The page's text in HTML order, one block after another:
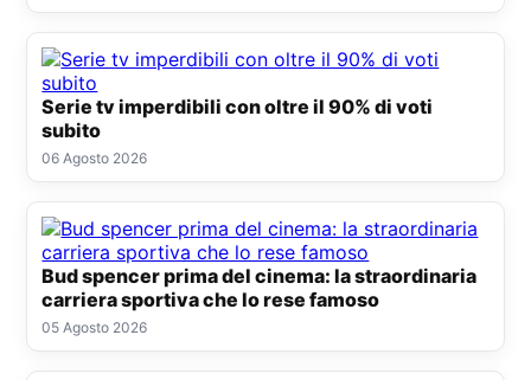
Serie tv imperdibili con oltre il 90% di voti
subito
06 Agosto 2026
Bud spencer prima del cinema: la straordinaria
carriera sportiva che lo rese famoso
05 Agosto 2026